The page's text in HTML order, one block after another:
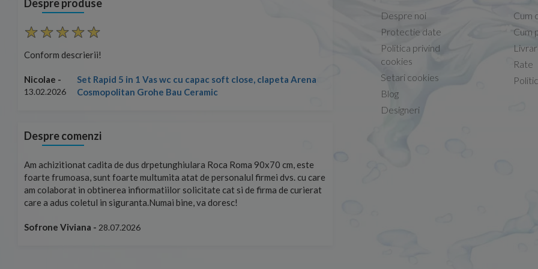
Despre produse
Conform descrierii!
Nicolae -
13.02.2026
Set Rapid 5 in 1 Vas wc cu capac soft close, clapeta Arena
Cosmopolitan Grohe Bau Ceramic
Conform descrierii!
13.02.2026
Despre comenzi
Am achizitionat cadita de dus drpetunghiulara Roca Roma 90x70 cm, este
foarte frumoasa, sunt foarte multumita atat de personalul firmei dvs. cu care
am colaborat in obtinerea infiormatiilor solicitate cat si de firma de curierat
care a adus coletul in siguranta.Numai bine, va doresc!
Sofrone Viviana - 28.07.2026
Despre noi
Protectie date
Politica privind
cookies
Setari cookies
Blog
Designeri
Cum
Cum
Rate